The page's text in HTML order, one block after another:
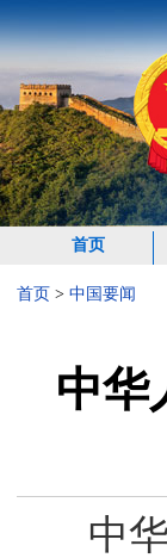
首页
首页 > 中国要闻
中华
中